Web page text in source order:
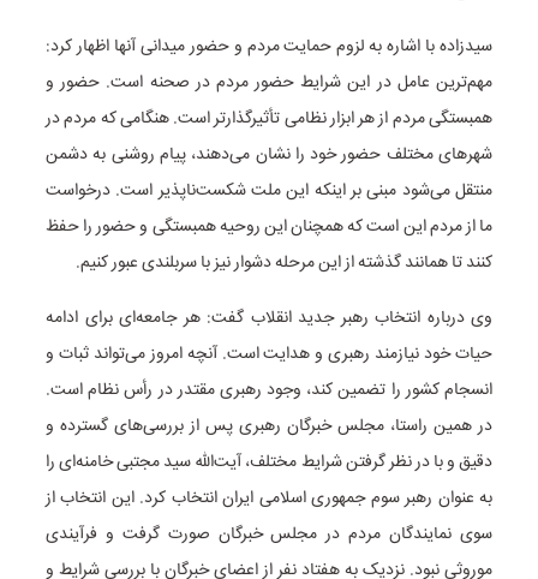
سیدزاده با اشاره به لزوم حمایت مردم و حضور میدانی آنها اظهار کرد:
مهم‌ترین عامل در این شرایط حضور مردم در صحنه است. حضور و
همبستگی مردم از هر ابزار نظامی تأثیرگذارتر است. هنگامی که مردم در
شهرهای مختلف حضور خود را نشان می‌دهند، پیام روشنی به دشمن
منتقل می‌شود مبنی بر اینکه این ملت شکست‌ناپذیر است. درخواست
ما از مردم این است که همچنان این روحیه همبستگی و حضور را حفظ
کنند تا همانند گذشته از این مرحله دشوار نیز با سربلندی عبور کنیم.
وی درباره انتخاب رهبر جدید انقلاب گفت: هر جامعه‌ای برای ادامه
حیات خود نیازمند رهبری و هدایت است. آنچه امروز می‌تواند ثبات و
انسجام کشور را تضمین کند، وجود رهبری مقتدر در رأس نظام است.
در همین راستا، مجلس خبرگان رهبری پس از بررسی‌های گسترده و
دقیق و با در نظر گرفتن شرایط مختلف، آیت‌الله سید مجتبی خامنه‌ای را
به عنوان رهبر سوم جمهوری اسلامی ایران انتخاب کرد. این انتخاب از
سوی نمایندگان مردم در مجلس خبرگان صورت گرفت و فرآیندی
موروثی نبود. نزدیک به هفتاد نفر از اعضای خبرگان با بررسی شرایط و